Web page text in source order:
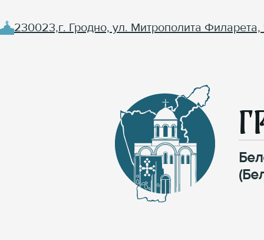
230023,г. Гродно, ул. Митрополита Филарета,